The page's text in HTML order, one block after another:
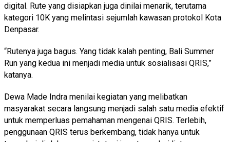
digital. Rute yang disiapkan juga dinilai menarik, terutama
kategori 10K yang melintasi sejumlah kawasan protokol Kota
Denpasar.
“Rutenya juga bagus. Yang tidak kalah penting, Bali Summer
Run yang kedua ini menjadi media untuk sosialisasi QRIS,”
katanya.
Dewa Made Indra menilai kegiatan yang melibatkan
masyarakat secara langsung menjadi salah satu media efektif
untuk memperluas pemahaman mengenai QRIS. Terlebih,
penggunaan QRIS terus berkembang, tidak hanya untuk